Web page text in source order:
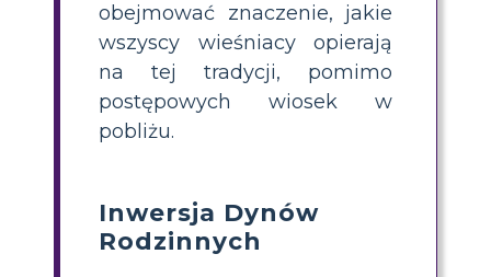
obejmować znaczenie, jakie
wszyscy wieśniacy opierają
na tej tradycji, pomimo
postępowych wiosek w
pobliżu.
Inwersja Dynów
Rodzinnych